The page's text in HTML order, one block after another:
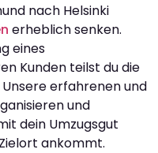
nach Helsinki
erheblich senken.
eines
Kunden teilst du die
erfahrenen und
und
dein Umzugsgut
ankommt.